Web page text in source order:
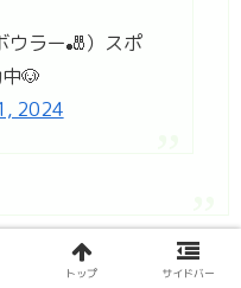
ラー🎳）スポ
🐶
2024
トップ サイドバー